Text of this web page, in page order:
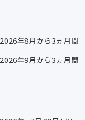
2026年8月から3ヵ月間
2026年9月から3ヵ月間